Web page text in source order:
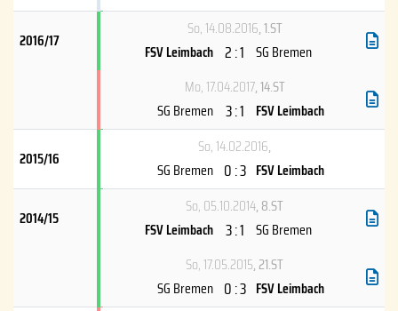
2016/17
So, 14.08.2016, 1.ST
FSV Leimbach 2 : 1 SG Bremen
Mo, 17.04.2017, 14.ST
SG Bremen 3 : 1 FSV Leimbach
2015/16
So, 14.02.2016,
SG Bremen 0 : 3 FSV Leimbach
2014/15
So, 05.10.2014, 8.ST
FSV Leimbach 3 : 1 SG Bremen
So, 17.05.2015, 21.ST
SG Bremen 0 : 3 FSV Leimbach